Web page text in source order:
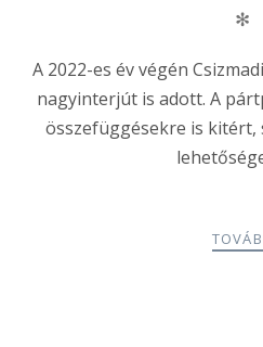
✻
A 2022-es év végén
nagyinterjút is adott. A
összefüggésekre is kitért,